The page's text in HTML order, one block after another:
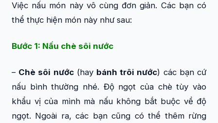
Việc nấu món này vô cùng đơn giản. Các bạn có
thể thực hiện món này như sau:
Bước 1: Nấu chè sôi nước
– Chè sôi nước(hay bánh trôi nước) các bạn cứ
nấu bình thường nhé. Độ ngọt của chè tùy vào
khẩu vị của mình mà nấu không bắt buộc về độ
ngọt. Ngoài ra, các bạn cũng có thể thêm rừng